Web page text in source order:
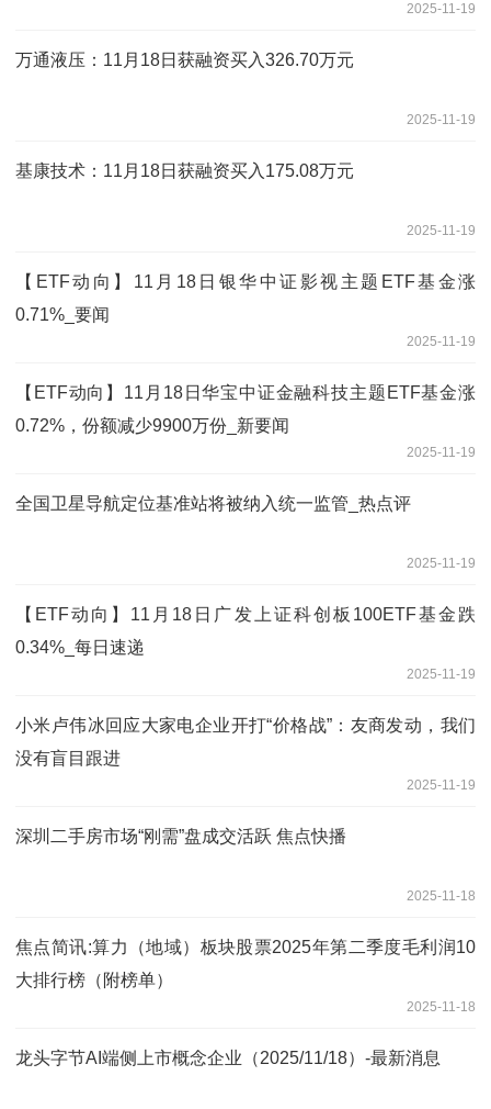
2025-11-19
万通液压：11月18日获融资买入326.70万元
2025-11-19
基康技术：11月18日获融资买入175.08万元
2025-11-19
【ETF动向】11月18日银华中证影视主题ETF基金涨
0.71%_要闻
2025-11-19
【ETF动向】11月18日华宝中证金融科技主题ETF基金涨
0.72%，份额减少9900万份_新要闻
2025-11-19
全国卫星导航定位基准站将被纳入统一监管_热点评
2025-11-19
【ETF动向】11月18日广发上证科创板100ETF基金跌
0.34%_每日速递
2025-11-19
小米卢伟冰回应大家电企业开打“价格战”：友商发动，我们
没有盲目跟进
2025-11-19
深圳二手房市场“刚需”盘成交活跃 焦点快播
2025-11-18
焦点简讯:算力（地域）板块股票2025年第二季度毛利润10
大排行榜（附榜单）
2025-11-18
龙头字节AI端侧上市概念企业（2025/11/18）-最新消息